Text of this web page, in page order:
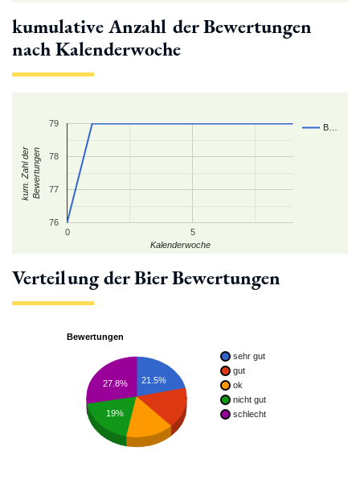
kumulative Anzahl der Bewertungen
nach Kalenderwoche
B…
0 5
76
77
78
79
Kalenderwoche
kum. Zahl derBewertungen
Verteilung der Bier Bewertungen
Bewertungen
sehr gut
gut
ok
nicht gut
schlecht
21.5%
27.8%
19%